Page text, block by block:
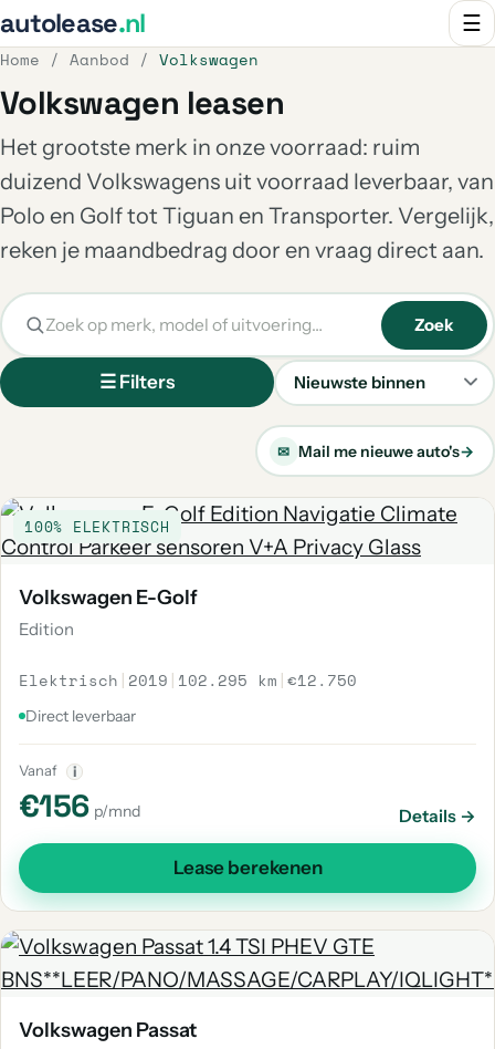
autolease.nl ☰
Home / Aanbod / Volkswagen
Volkswagen leasen
Het grootste merk in onze voorraad: ruim
duizend Volkswagens uit voorraad leverbaar, van
Polo en Golf tot Tiguan en Transporter. Vergelijk,
reken je maandbedrag door en vraag direct aan.
☰ Filters
Sorteren
Zoek
✉ Mail me nieuwe auto's→
100% ELEKTRISCH
Volkswagen E-Golf
Edition
Elektrisch | 2019 | 102.295 km |€12.750
Direct leverbaar
Vanaf i
€156 p/mnd Details →
Lease berekenen
Volkswagen Passat